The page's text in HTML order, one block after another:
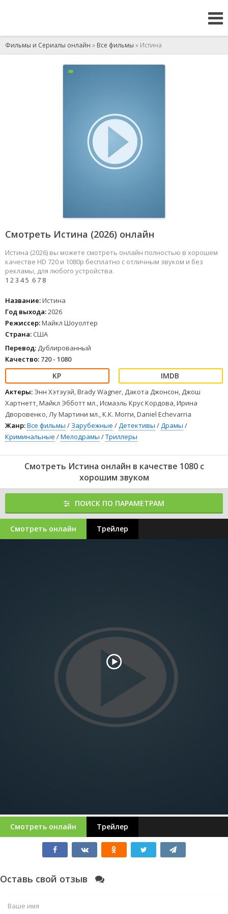
Фильмы и Сериалы онлайн » Все фильмы » Истина
Смотреть Истина (2026) онлайн
Истина (2026) вы можете смотреть онлайн полностью в хорошем
качестве HD 720 и 1080p бесплатно с отличным звуком и без
рекламы, для любого устройства.
1 23 45 67 8
Название:Истина
Год выхода:2026
Режиссер:Майкл Шоуолтер
Страна: США
Перевод: Дублированный
Качество: 720 - 1080
Актеры: Энн Хэтэуэй, Brady Wagner, Дакота Джонсон, Джош
Хартнетт, Майкл Эбботт мл., Исмаэль Крус Кордова, Ирина
Дворовенко, Лу Мартини мл., К.К. Могги, Daniel Echevarria
Жанр:Все фильмы / Зарубежные /Детективы /Драмы /
Криминальные /Мелодрамы /Триллеры
Смотреть Истина онлайн в качестве 1080 с
хорошим звуком
ПОИСК ПО ПАРАМЕТРАМ
Смотреть онлайн Трейлер
Смотреть онлайн Трейлер
Оставь свой отзыв